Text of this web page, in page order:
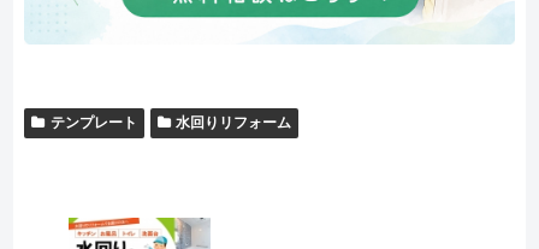
テンプレート 水回りリフォーム